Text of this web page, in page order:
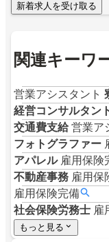
新着求人を受け取る
関連キーワ
営業アシスタント
経営コンサルタン
交通費支給 営業ア
フォトグラファー
アパレル 雇用保険
不動産事務 雇用保
雇用保険完備
社会保険労務士 雇
もっと見る